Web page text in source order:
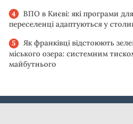
ВПО в Києві: які програми
переселенці адаптуються у
Як франківці відстоюють
міського озера: системним
майбутнього